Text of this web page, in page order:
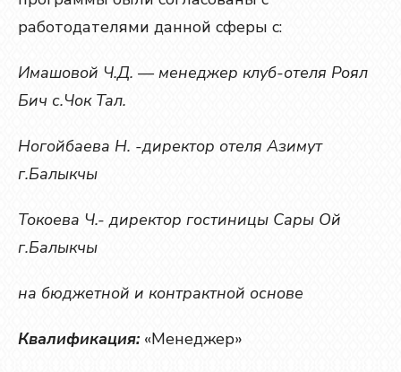
работодателями данной сферы с:
Имашовой Ч.Д. — менеджер клуб-отеля Роял
Бич с.Чок Тал.
Ногойбаева Н. -директор отеля Азимут
г.Балыкчы
Токоева Ч.- директор гостиницы Сары Ой
г.Балыкчы
на бюджетной и контрактной основе
Квалификация: «Менеджер»